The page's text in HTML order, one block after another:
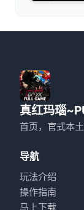
真红玛瑙
首页，官式本
导航
玩法介绍
操作指南
马上下载